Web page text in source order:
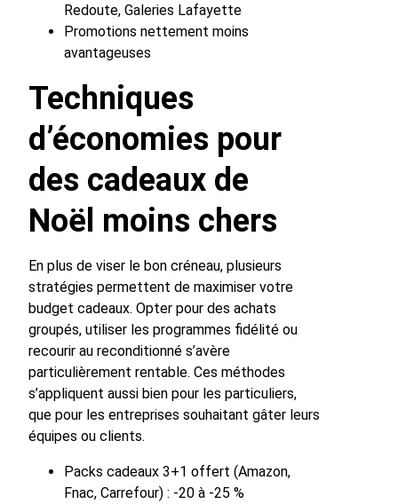
Redoute, Galeries Lafayette
Promotions nettement moins
avantageuses
Techniques
d’économies pour
des cadeaux de
Noël moins chers
En plus de viser le bon créneau, plusieurs
stratégies permettent de maximiser votre
budget cadeaux. Opter pour des achats
groupés, utiliser les programmes fidélité ou
recourir au reconditionné s’avère
particulièrement rentable. Ces méthodes
s’appliquent aussi bien pour les particuliers,
que pour les entreprises souhaitant gâter leurs
équipes ou clients.
Packs cadeaux 3+1 offert (Amazon,
Fnac, Carrefour) : -20 à -25 %